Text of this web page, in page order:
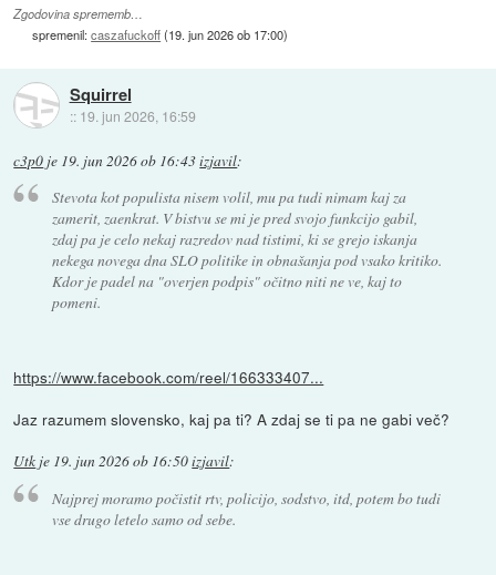
Zgodovina sprememb…
spremenil:caszafuckoff(19. jun 2026 ob 17:00)
Squirrel
:: 19. jun 2026, 16:59
c3p0 je 19. jun 2026 ob 16:43izjavil:
Stevota kot populista nisem volil, mu pa tudi nimam kaj za
zamerit, zaenkrat. V bistvu se mi je pred svojo funkcijo gabil,
zdaj pa je celo nekaj razredov nad tistimi, ki se grejo iskanja
nekega novega dna SLO politike in obnašanja pod vsako kritiko.
Kdor je padel na "overjen podpis" očitno niti ne ve, kaj to
pomeni.
https://www.facebook.com/reel/166333407...
Jaz razumem slovensko, kaj pa ti? A zdaj se ti pa ne gabi več?
Utk je 19. jun 2026 ob 16:50izjavil:
Najprej moramo počistit rtv, policijo, sodstvo, itd, potem bo tudi
vse drugo letelo samo od sebe.